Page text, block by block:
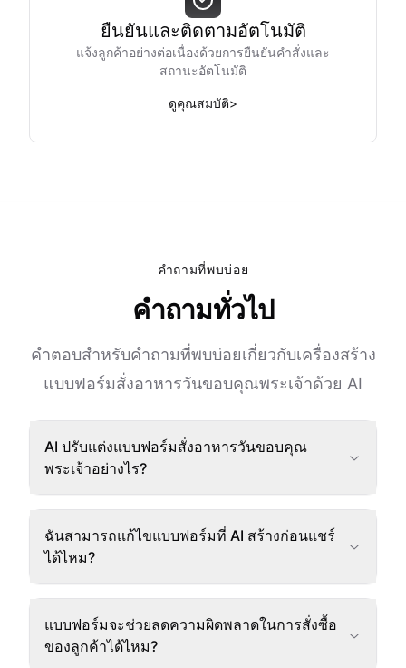
ยืนยันและติดตามอัตโนมัติ
แจ้งลูกค้าอย่างต่อเนื่องด้วยการยืนยันคำสั่งและ
สถานะอัตโนมัติ
ดูคุณสมบัติ>
คำถามที่พบบ่อย
คำถามทั่วไป
คำตอบสำหรับคำถามที่พบบ่อยเกี่ยวกับเครื่องสร้าง
แบบฟอร์มสั่งอาหารวันขอบคุณพระเจ้าด้วย AI
AI ปรับแต่งแบบฟอร์มสั่งอาหารวันขอบคุณ
พระเจ้าอย่างไร?
ฉันสามารถแก้ไขแบบฟอร์มที่ AI สร้างก่อนแชร์
ได้ไหม?
แบบฟอร์มจะช่วยลดความผิดพลาดในการสั่งซื้อ
ของลูกค้าได้ไหม?